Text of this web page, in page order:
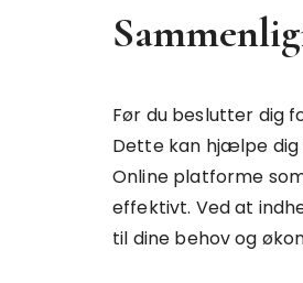
Før du beslutter dig
Dette kan hjælpe dig
Online platforme
effektivt. Ved at
til dine behov og